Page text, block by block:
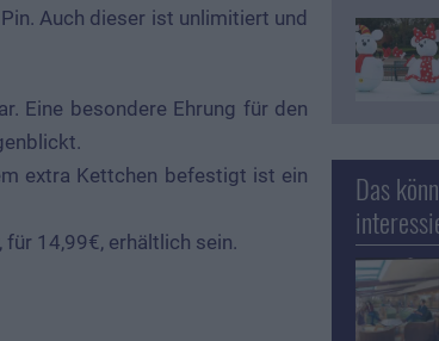
Auch dieser ist unlimitiert und
Eine besondere Ehrung für den
extra Kettchen befestigt ist ein
14,99€, erhältlich sein.
Das